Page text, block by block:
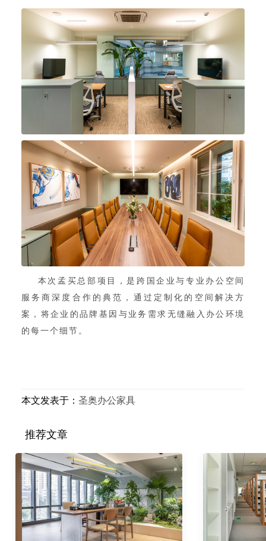
本次孟买总部项目，是跨国企业与专业办公空间
服务商深度合作的典范，通过定制化的空间解决方
案，将企业的品牌基因与业务需求无缝融入办公环境
的每一个细节。
本文发表于： 圣奥办公家具
推荐文章